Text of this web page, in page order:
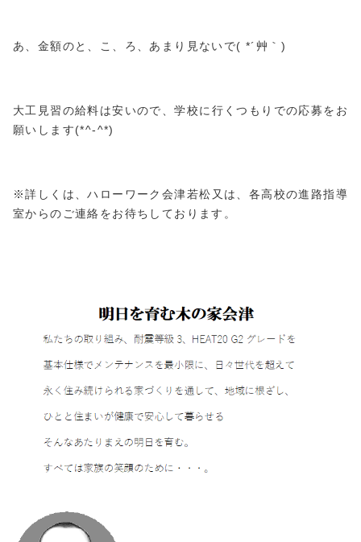
あ、金額のと、こ、ろ、あまり見ないで( *´艸｀)
大工見習の給料は安いので、学校に行くつもりでの応募をお
願いします(*^-^*)
※詳しくは、ハローワーク会津若松又は、各高校の進路指導
室からのご連絡をお待ちしております。